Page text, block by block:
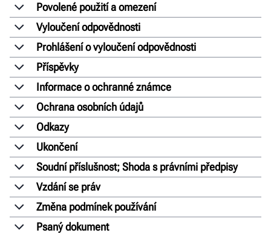
Povolené použití a omezení
Vyloučení odpovědnosti
Prohlášení o vyloučení odpovědnosti
Příspěvky
Informace o ochranné známce
Ochrana osobních údajů
Odkazy
Ukončení
Soudní příslušnost; Shoda s právními předpisy
Vzdání se práv
Změna podmínek používání
Psaný dokument